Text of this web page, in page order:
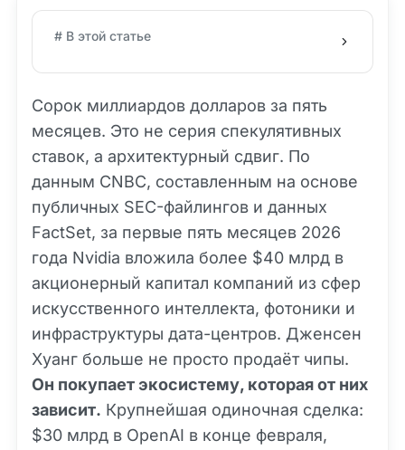
# В этой статье
Сорок миллиардов долларов за пять
месяцев. Это не серия спекулятивных
ставок, а архитектурный сдвиг. По
данным CNBC, составленным на основе
публичных SEC-файлингов и данных
FactSet, за первые пять месяцев 2026
года Nvidia вложила более $40 млрд в
акционерный капитал компаний из сфер
искусственного интеллекта, фотоники и
инфраструктуры дата-центров. Дженсен
Хуанг больше не просто продаёт чипы.
Он покупает экосистему, которая от них
зависит. Крупнейшая одиночная сделка:
$30 млрд в OpenAI в конце февраля,